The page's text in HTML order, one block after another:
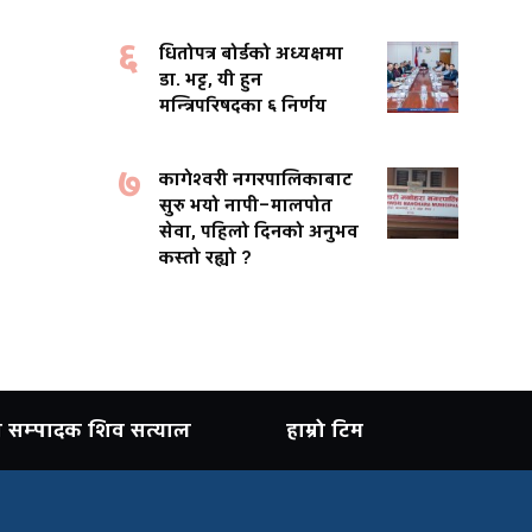
६
धितोपत्र बोर्डको अध्यक्षमा
डा. भट्ट, यी हुन
मन्त्रिपरिषदका ६ निर्णय
७
कागेश्वरी नगरपालिकाबाट
सुरु भयो नापी–मालपोत
सेवा, पहिलो दिनको अनुभव
कस्तो रह्यो ?
सम्पादक शिव सत्याल हाम्रो टिम